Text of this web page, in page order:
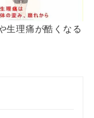
生理痛が酷くなる